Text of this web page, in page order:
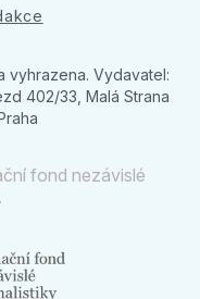
vyhrazena. Vydavatel:
402/33, Malá Strana
fond nezávislé